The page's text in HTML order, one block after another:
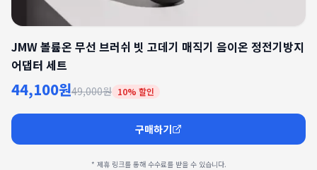
JMW 볼륨온 무선 브러쉬 빗 고데기 매직기 음이온 정전기방지
어댑터 세트
44,100원49,000원 10% 할인
구매하기
* 제휴 링크를 통해 수수료를 받을 수 있습니다.